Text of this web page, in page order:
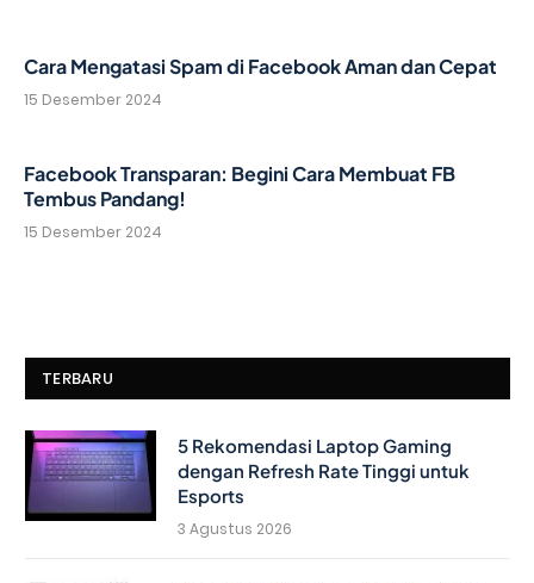
Cara Mengatasi Spam di Facebook Aman dan Cepat
15 Desember 2024
Facebook Transparan: Begini Cara Membuat FB
Tembus Pandang!
15 Desember 2024
TERBARU
5 Rekomendasi Laptop Gaming
dengan Refresh Rate Tinggi untuk
Esports
3 Agustus 2026